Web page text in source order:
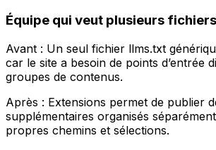
Équipe qui veut plusieurs
Avant : Un seul fichier llms.txt
car le site a besoin de points d’entrée
groupes de contenus.
Après : Extensions permet de publier
supplémentaires organisés
propres chemins et sélections.